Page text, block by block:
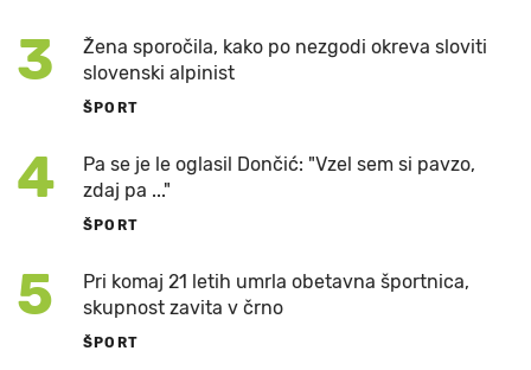
3
Žena sporočila, kako po nezgodi okreva sloviti
slovenski alpinist
ŠPORT
4
Pa se je le oglasil Dončić: "Vzel sem si pavzo,
zdaj pa ..."
ŠPORT
5
Pri komaj 21 letih umrla obetavna športnica,
skupnost zavita v črno
ŠPORT